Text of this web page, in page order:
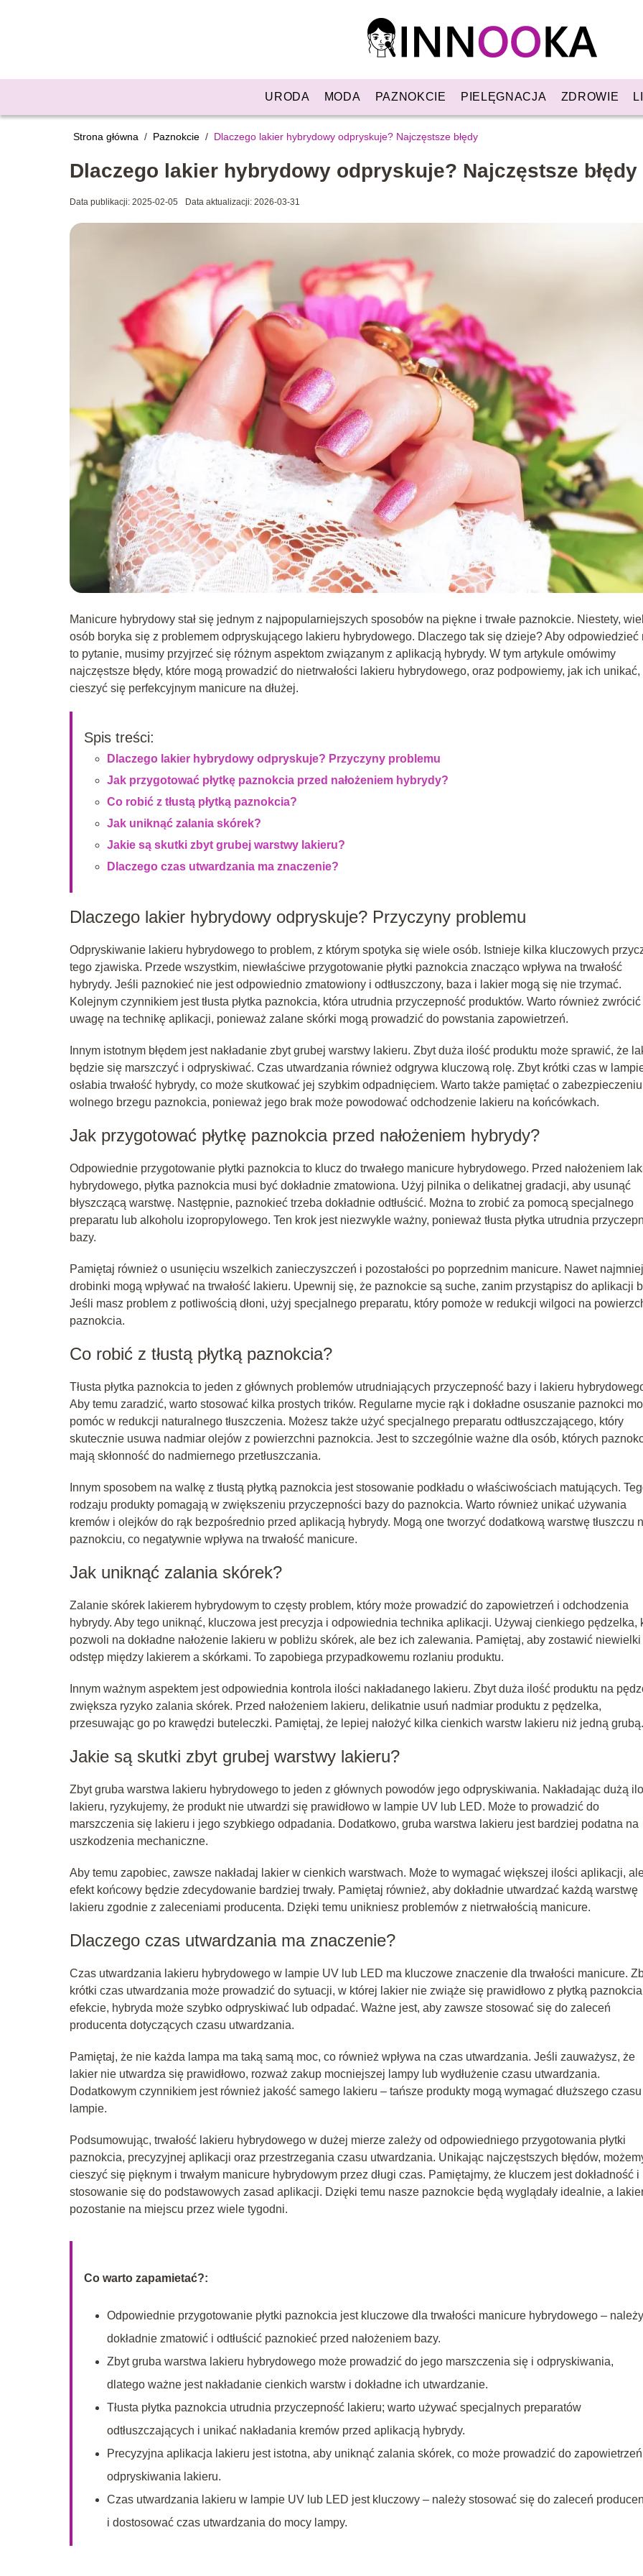
URODA MODA PAZNOKCIE PIELĘGNACJA ZDROWIE
Strona główna / Paznokcie / Dlaczego lakier hybrydowy odpryskuje? Najczęstsze błędy
Dlaczego lakier hybrydowy odpryskuje? Najczęstsze błędy
Data publikacji: 2025-02-05 Data aktualizacji: 2026-03-31
Manicure hybrydowy stał się jednym z najpopularniejszych sposobów na piękne i trwałe paznokcie. Niestety,
osób boryka się z problemem odpryskującego lakieru hybrydowego. Dlaczego tak się dzieje? Aby odpowiedzieć
to pytanie, musimy przyjrzeć się różnym aspektom związanym z aplikacją hybrydy. W tym artykule omówimy
najczęstsze błędy, które mogą prowadzić do nietrwałości lakieru hybrydowego, oraz podpowiemy, jak ich unikać,
cieszyć się perfekcyjnym manicure na dłużej.
Spis treści:
Dlaczego lakier hybrydowy odpryskuje? Przyczyny problemu
Jak przygotować płytkę paznokcia przed nałożeniem hybrydy?
Co robić z tłustą płytką paznokcia?
Jak uniknąć zalania skórek?
Jakie są skutki zbyt grubej warstwy lakieru?
Dlaczego czas utwardzania ma znaczenie?
Dlaczego lakier hybrydowy odpryskuje? Przyczyny problemu
Odpryskiwanie lakieru hybrydowego to problem, z którym spotyka się wiele osób. Istnieje kilka kluczowych
tego zjawiska. Przede wszystkim, niewłaściwe przygotowanie płytki paznokcia znacząco wpływa na trwałość
hybrydy. Jeśli paznokieć nie jest odpowiednio zmatowiony i odtłuszczony, baza i lakier mogą się nie trzymać.
Kolejnym czynnikiem jest tłusta płytka paznokcia, która utrudnia przyczepność produktów. Warto również zwrócić
uwagę na technikę aplikacji, ponieważ zalane skórki mogą prowadzić do powstania zapowietrzeń.
Innym istotnym błędem jest nakładanie zbyt grubej warstwy lakieru. Zbyt duża ilość produktu może sprawić, że
będzie się marszczyć i odpryskiwać. Czas utwardzania również odgrywa kluczową rolę. Zbyt krótki czas w
osłabia trwałość hybrydy, co może skutkować jej szybkim odpadnięciem. Warto także pamiętać o zabezpieczeniu
wolnego brzegu paznokcia, ponieważ jego brak może powodować odchodzenie lakieru na końcówkach.
Jak przygotować płytkę paznokcia przed nałożeniem hybrydy?
Odpowiednie przygotowanie płytki paznokcia to klucz do trwałego manicure hybrydowego. Przed nałożeniem
hybrydowego, płytka paznokcia musi być dokładnie zmatowiona. Użyj pilnika o delikatnej gradacji, aby usunąć
błyszczącą warstwę. Następnie, paznokieć trzeba dokładnie odtłuścić. Można to zrobić za pomocą specjalnego
preparatu lub alkoholu izopropylowego. Ten krok jest niezwykle ważny, ponieważ tłusta płytka utrudnia
bazy.
Pamiętaj również o usunięciu wszelkich zanieczyszczeń i pozostałości po poprzednim manicure. Nawet
drobinki mogą wpływać na trwałość lakieru. Upewnij się, że paznokcie są suche, zanim przystąpisz do aplikacji
Jeśli masz problem z potliwością dłoni, użyj specjalnego preparatu, który pomoże w redukcji wilgoci na
paznokcia.
Co robić z tłustą płytką paznokcia?
Tłusta płytka paznokcia to jeden z głównych problemów utrudniających przyczepność bazy i lakieru
Aby temu zaradzić, warto stosować kilka prostych trików. Regularne mycie rąk i dokładne osuszanie paznokci
pomóc w redukcji naturalnego tłuszczenia. Możesz także użyć specjalnego preparatu odtłuszczającego, który
skutecznie usuwa nadmiar olejów z powierzchni paznokcia. Jest to szczególnie ważne dla osób, których
mają skłonność do nadmiernego przetłuszczania.
Innym sposobem na walkę z tłustą płytką paznokcia jest stosowanie podkładu o właściwościach matujących.
rodzaju produkty pomagają w zwiększeniu przyczepności bazy do paznokcia. Warto również unikać używania
kremów i olejków do rąk bezpośrednio przed aplikacją hybrydy. Mogą one tworzyć dodatkową warstwę tłuszczu
paznokciu, co negatywnie wpływa na trwałość manicure.
Jak uniknąć zalania skórek?
Zalanie skórek lakierem hybrydowym to częsty problem, który może prowadzić do zapowietrzeń i odchodzenia
hybrydy. Aby tego uniknąć, kluczowa jest precyzja i odpowiednia technika aplikacji. Używaj cienkiego pędzelka,
pozwoli na dokładne nałożenie lakieru w pobliżu skórek, ale bez ich zalewania. Pamiętaj, aby zostawić niewielki
odstęp między lakierem a skórkami. To zapobiega przypadkowemu rozlaniu produktu.
Innym ważnym aspektem jest odpowiednia kontrola ilości nakładanego lakieru. Zbyt duża ilość produktu na
zwiększa ryzyko zalania skórek. Przed nałożeniem lakieru, delikatnie usuń nadmiar produktu z pędzelka,
przesuwając go po krawędzi buteleczki. Pamiętaj, że lepiej nałożyć kilka cienkich warstw lakieru niż jedną grubą.
Jakie są skutki zbyt grubej warstwy lakieru?
Zbyt gruba warstwa lakieru hybrydowego to jeden z głównych powodów jego odpryskiwania. Nakładając dużą
lakieru, ryzykujemy, że produkt nie utwardzi się prawidłowo w lampie UV lub LED. Może to prowadzić do
marszczenia się lakieru i jego szybkiego odpadania. Dodatkowo, gruba warstwa lakieru jest bardziej podatna na
uszkodzenia mechaniczne.
Aby temu zapobiec, zawsze nakładaj lakier w cienkich warstwach. Może to wymagać większej ilości aplikacji,
efekt końcowy będzie zdecydowanie bardziej trwały. Pamiętaj również, aby dokładnie utwardzać każdą warstwę
lakieru zgodnie z zaleceniami producenta. Dzięki temu unikniesz problemów z nietrwałością manicure.
Dlaczego czas utwardzania ma znaczenie?
Czas utwardzania lakieru hybrydowego w lampie UV lub LED ma kluczowe znaczenie dla trwałości manicure.
krótki czas utwardzania może prowadzić do sytuacji, w której lakier nie zwiąże się prawidłowo z płytką
efekcie, hybryda może szybko odpryskiwać lub odpadać. Ważne jest, aby zawsze stosować się do zaleceń
producenta dotyczących czasu utwardzania.
Pamiętaj, że nie każda lampa ma taką samą moc, co również wpływa na czas utwardzania. Jeśli zauważysz, że
lakier nie utwardza się prawidłowo, rozważ zakup mocniejszej lampy lub wydłużenie czasu utwardzania.
Dodatkowym czynnikiem jest również jakość samego lakieru – tańsze produkty mogą wymagać dłuższego
lampie.
Podsumowując, trwałość lakieru hybrydowego w dużej mierze zależy od odpowiedniego przygotowania płytki
paznokcia, precyzyjnej aplikacji oraz przestrzegania czasu utwardzania. Unikając najczęstszych błędów,
cieszyć się pięknym i trwałym manicure hybrydowym przez długi czas. Pamiętajmy, że kluczem jest dokładność i
stosowanie się do podstawowych zasad aplikacji. Dzięki temu nasze paznokcie będą wyglądały idealnie, a
pozostanie na miejscu przez wiele tygodni.
Co warto zapamietać?:
Odpowiednie przygotowanie płytki paznokcia jest kluczowe dla trwałości manicure hybrydowego – należy
dokładnie zmatowić i odtłuścić paznokieć przed nałożeniem bazy.
Zbyt gruba warstwa lakieru hybrydowego może prowadzić do jego marszczenia się i odpryskiwania,
dlatego ważne jest nakładanie cienkich warstw i dokładne ich utwardzanie.
Tłusta płytka paznokcia utrudnia przyczepność lakieru; warto używać specjalnych preparatów
odtłuszczających i unikać nakładania kremów przed aplikacją hybrydy.
Precyzyjna aplikacja lakieru jest istotna, aby uniknąć zalania skórek, co może prowadzić do
odpryskiwania lakieru.
Czas utwardzania lakieru w lampie UV lub LED jest kluczowy – należy stosować się do zaleceń
i dostosować czas utwardzania do mocy lampy.